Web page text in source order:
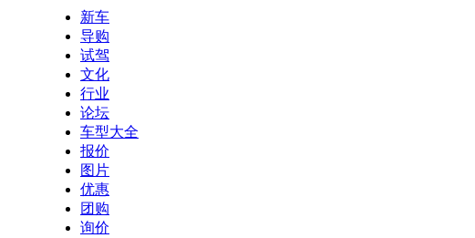
新车
导购
试驾
文化
行业
论坛
车型大全
报价
图片
优惠
团购
询价